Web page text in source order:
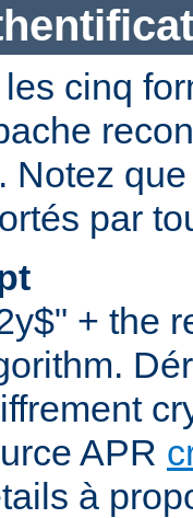
cinq
Notez
par
+ the
APR
à